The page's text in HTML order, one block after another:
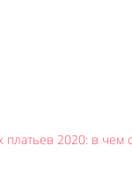
2020: в чем